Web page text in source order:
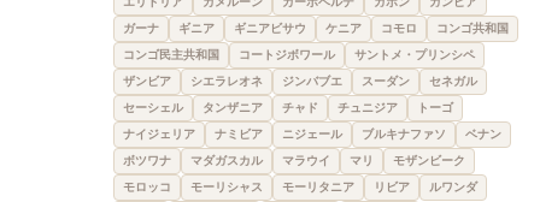
ガーナ
ギニア ギニアビサウ ケニア コモロ
コンゴ共和国
コンゴ民主共和国
コートジボワール
サントメ・プリンシペ
ザンビア
シエラレオネ ジンバブエ スーダン
セネガル
セーシェル
タンザニア チャド チュニジア
トーゴ
ナイジェリア
ナミビア ニジェール ブルキナファソ
ベナン
ボツワナ
マダガスカル マラウイ マリ
モザンビーク
モロッコ
モーリシャス モーリタニア リビア
ルワンダ